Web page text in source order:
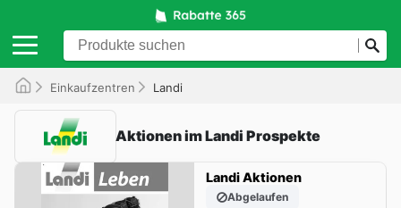
Einkaufzentren Landi
Aktionen im Landi Prospekte
Landi Aktionen
Abgelaufen